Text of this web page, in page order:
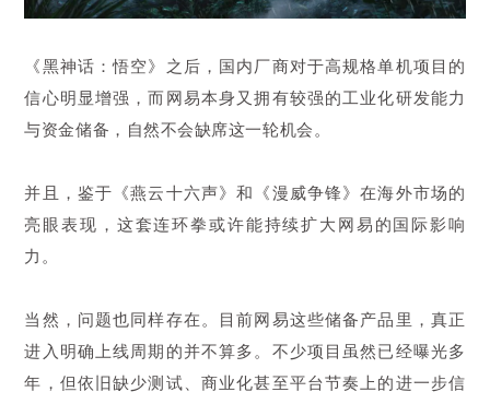
《黑神话：悟空》之后，国内厂商对于高规格单机项目的
信心明显增强，而网易本身又拥有较强的工业化研发能力
与资金储备，自然不会缺席这一轮机会。
并且，鉴于《燕云十六声》和《漫威争锋》在海外市场的
亮眼表现，这套连环拳或许能持续扩大网易的国际影响
力。
当然，问题也同样存在。目前网易这些储备产品里，真正
进入明确上线周期的并不算多。不少项目虽然已经曝光多
年，但依旧缺少测试、商业化甚至平台节奏上的进一步信